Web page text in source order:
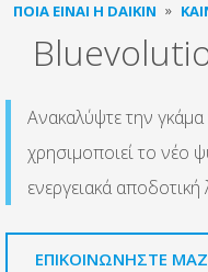
ΠΟΙΑ ΕΊΝΑΙ Η DAIKIN
Ανακαλύψτε την
χρησιμοποιεί το νέο
ενεργειακά
ΕΠΙΚΟΙΝΩΝΗΣΤΕ